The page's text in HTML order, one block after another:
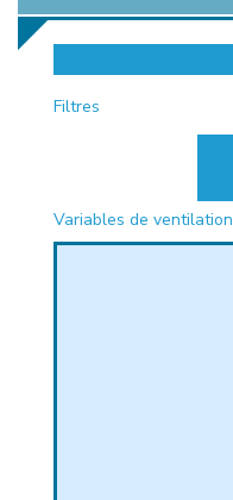
Filtres
Variables de ventilation